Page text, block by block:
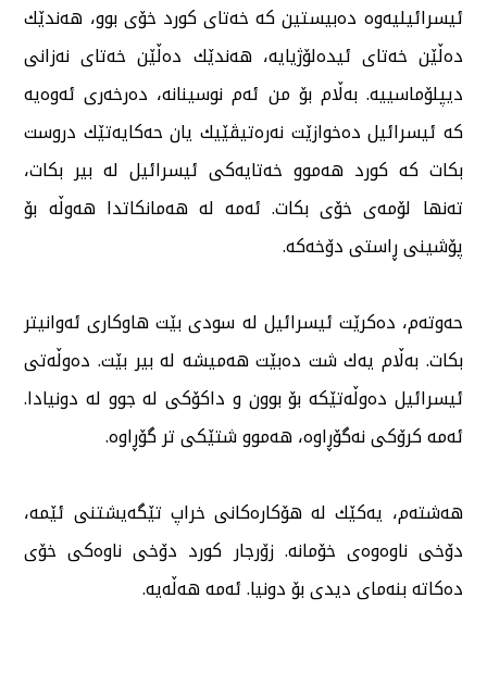
ئیسرائیلیەوە دەبیستین كە خەتای كورد خۆی بوو، هەندێك
دەڵێن خەتای ئیدەلۆژیایە، هەندێك دەڵێن خەتای نەزانی
دیپلۆماسییە. بەڵام بۆ من ئەم نوسینانە، دەرخەری ئەوەیە
كە ئیسرائیل دەخوازێت نەرەتیڤێیك یان حەكایەتێك دروست
بكات كە كورد هەموو خەتایەكی ئیسرائیل لە بیر بكات،
تەنها لۆمەی خۆی بكات. ئەمە لە هەمانكاتدا هەوڵە بۆ
پۆشینی ڕاستی دۆخەكە.
حەوتەم، دەكرێت ئیسرائیل لە سودی بێت هاوكاری ئەوانیتر
بكات. بەڵام یەك شت دەبێت هەمیشە لە بیر بێت. دەوڵەتی
ئیسرائیل دەوڵەتێكە بۆ بوون و داكۆكی لە جوو لە دونیادا.
ئەمە كرۆكی نەگۆڕاوە، هەموو شتێكی تر گۆڕاوە.
هەشتەم، یەكێك لە هۆكارەكانی خراپ تێگەیشتنی ئێمە،
دۆخی ناوەوەی خۆمانە. زۆرجار كورد دۆخی ناوەكی خۆی
دەكاتە بنەمای دیدی بۆ دونیا. ئەمە هەڵەیە.